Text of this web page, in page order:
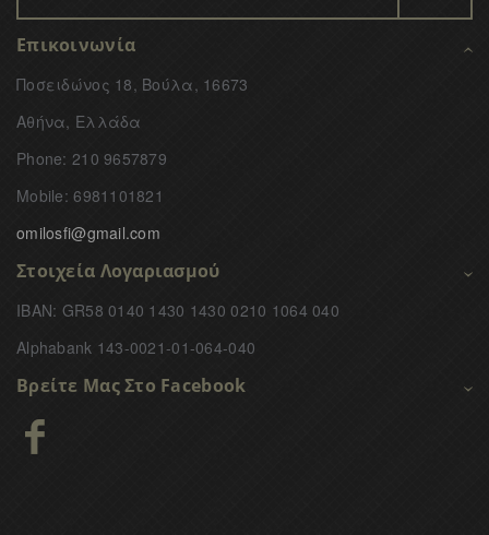
Επικοινωνία
Ποσειδώνος 18, Βούλα, 16673
Αθήνα, Ελλάδα
Phone: 210 9657879
Mobile: 6981101821
omilosfi@gmail.com
Στοιχεία Λογαριασμού
IBAN: GR58 0140 1430 1430 0210 1064 040
Alphabank 143-0021-01-064-040
Βρείτε Μας Στο Facebook